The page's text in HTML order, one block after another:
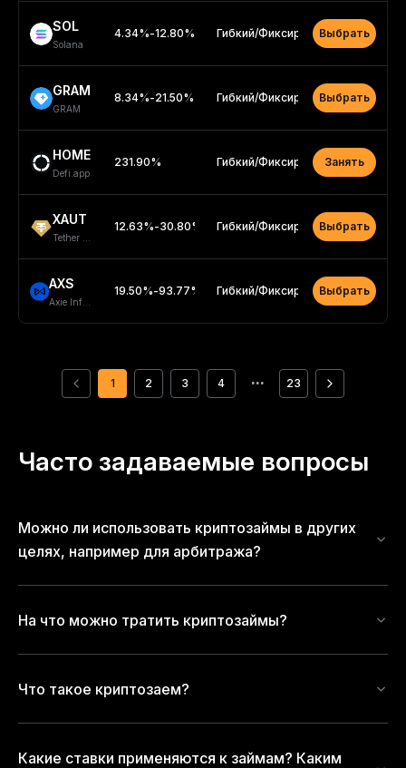
SOL
Solana
4.34%-12.80% Гибкий/Фиксированный
Выбрать
GRAM
GRAM
8.34%-21.50% Гибкий/Фиксированный
Выбрать
HOME
Defi.app
231.90% Гибкий/Фиксированный
Занять
XAUT 12.63%-30.80% Гибкий/Фиксированный
Выбрать
AXS
Axie Infinity
19.50%-93.77% Гибкий/Фиксированный
Выбрать
1 2 3 4 ••• 23
Часто задаваемые вопросы
Можно ли использовать криптозаймы в других
целях, например для арбитража?
На что можно тратить криптозаймы?
Что такое криптозаем?
Какие ставки применяются к займам? Каким